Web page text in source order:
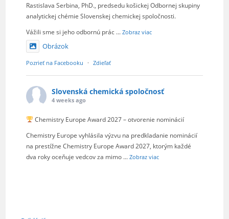
Rastislava Serbina, PhD., predsedu košickej Odbornej skupiny
analytickej chémie Slovenskej chemickej spoločnosti.
Vážili sme si jeho odbornú prác ...Zobraz viac
Obrázok
Pozrieť na Facebooku · Zdieľať
Slovenská chemická spoločnosť
4 weeks ago
Chemistry Europe Award 2027 – otvorenie nominácií
Chemistry Europe vyhlásila výzvu na predkladanie nominácií
na prestížne Chemistry Europe Award 2027, ktorým každé
dva roky oceňuje vedcov za mimo ...Zobraz viac